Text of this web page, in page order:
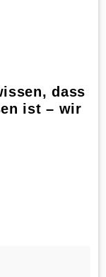
dass
ist – wir